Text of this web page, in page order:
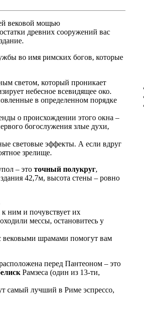
вековой мощью
древних сооружений вас
во имя римских богов, которые
светом, который проникает
небесное всевидящее око.
в определенном порядке
о происхождении этого окна –
богослужения злые духи,
световые эффекты. А если вдруг
зрелище.
– это точный полукруг,
42,7м, высота стены – ровно
ним и почувствует их
мессы, остановитесь у
вековыми шрамами помогут вам
перед Пантеоном – это
Рамзеса (один из 13-ти,
самый лучший в Риме эспрессо,